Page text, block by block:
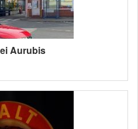
Aurubis